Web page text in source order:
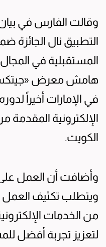
وقالت الفارس في
التطبيق نال الجائزة
المستقبلية في
في الإمارات أخيراً
الإلكترونية
الكويت.
وأضافت أن العمل
ويتطلب تكثيف العمل
من الخدمات
لتعزيز تجربة أفضل